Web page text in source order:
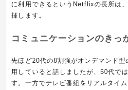
に利用できるというNetflixの長所は
揮します。
コミュニケーションのきっ
先ほど20代の8割強がオンデマンド型
用していると話しましたが、50代で
す。一方でテレビ番組をリアルタイ